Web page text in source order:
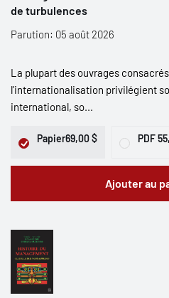
de turbulences
Parution: 05 août 2026
La plupart des ouvrages
l’internationalisation privilégient
international, so...
Papier69,00 $ PDF
Ajouter au